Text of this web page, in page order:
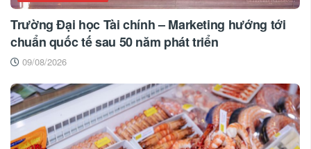
Trường Đại học Tài chính – Marketing hướng tới
chuẩn quốc tế sau 50 năm phát triển
09/08/2026